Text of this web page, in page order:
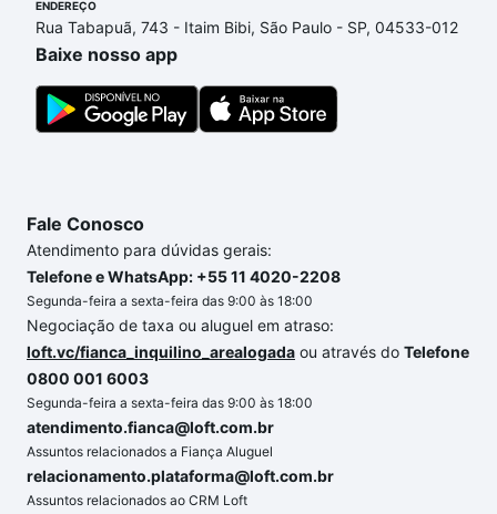
ainda tem alguma dúvida dos custos envolvidos no
processo de compra, veja em nosso portal quanto
custa comprar um apartamento
gente para comprar o imóvel dos seus sonhos com
segurança e conforto. Loft, com você até as
ENDEREÇO
Rua Tabapuã, 743 - Itaim Bibi, São Paulo - SP, 04533-012
Baixe nosso app
Fale Conosco
Atendimento para dúvidas gerais:
Telefone e WhatsApp: +55 11 4020-2208
Segunda-feira a sexta-feira das 9:00 às 18:00
Negociação de taxa ou aluguel em atraso:
loft.vc/fianca_inquilino_arealogada ou através do Telefone
0800 001 6003
Segunda-feira a sexta-feira das 9:00 às 18:00
atendimento.fianca@loft.com.br
Assuntos relacionados a Fiança Aluguel
relacionamento.plataforma@loft.com.br
Assuntos relacionados ao CRM Loft